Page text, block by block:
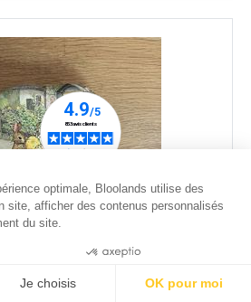
Potter Dessin 6 - H 12 cm
optimale, Bloolands utilise des
site, afficher des contenus personnalisés
du site.
Je choisis OK pour moi